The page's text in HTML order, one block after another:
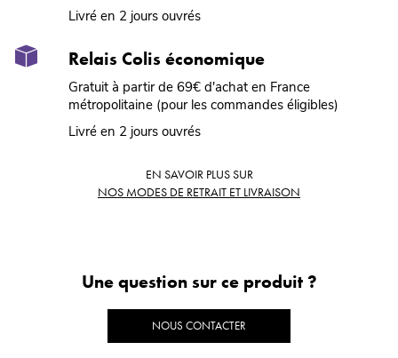
Livré en 2 jours ouvrés
Relais Colis économique
Gratuit à partir de 69€ d'achat en France
métropolitaine (pour les commandes éligibles)
Livré en 2 jours ouvrés
EN SAVOIR PLUS SUR
NOS MODES DE RETRAIT ET LIVRAISON
Une question sur ce produit ?
NOUS CONTACTER